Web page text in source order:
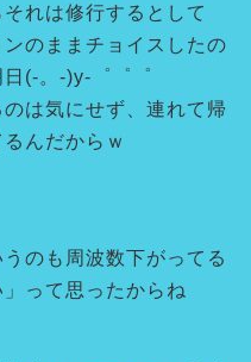
れは修行するとして
のままチョイスしたの
(-。-)y-゜゜゜
は気にせず、連れて帰
んだからｗ
のも周波数下がってる
って思ったからね